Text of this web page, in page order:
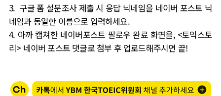
3. 구글 폼 설문조사 제출 시 응답 닉네임을 네이버 포스트 닉
네임과 동일한 이름으로 입력하세요.
4. 아까 캡쳐한 네이버포스트 팔로우 완료 화면을, <토익스토
리> 네이버 포스트 댓글로 첨부 후 업로드해주시면 끝!